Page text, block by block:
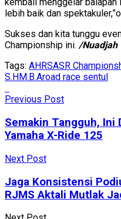
kembali menggelar balapan
lebih baik dan
Sukses dan kita tunggu
Championship ini. /Nuadjah
Tags: AHRSASR
S.H M.B.Aroad race sentul
Previous Post
Semakin Tangguh, Ini
Yamaha X-Ride 125
Next Post
Jaga Konsistensi
RJMS Aktali Mutlak